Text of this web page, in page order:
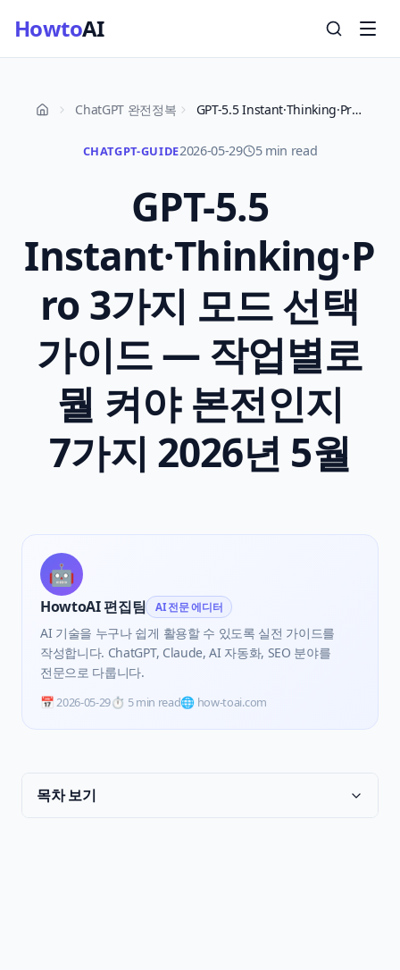
HowtoAI
ChatGPT 완전정복 GPT-5.5 Instant·Thinking·Pro 3가지 모드 선택 가이드 — 작업별로 뭘 켜야 본전인지 7가지 2026년 5월
CHATGPT-GUIDE2026-05-29 5 min read
GPT-5.5
Instant·Thinking·P
ro 3가지 모드 선택
가이드 — 작업별로
뭘 켜야 본전인지
7가지 2026년 5월
🤖
HowtoAI 편집팀 AI 전문 에디터
AI 기술을 누구나 쉽게 활용할 수 있도록 실전 가이드를
작성합니다. ChatGPT, Claude, AI 자동화, SEO 분야를
전문으로 다룹니다.
📅2026-05-29⏱️ 5 min read🌐 how-toai.com
목차 보기